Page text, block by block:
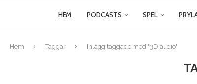
HEM PODCASTS SPEL
Hem Taggar Inlägg taggade med "3D audio"